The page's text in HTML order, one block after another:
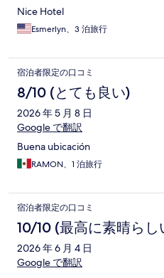
Nice Hotel
Esmerlyn、3 泊旅行
宿泊者限定の口コミ
8/10 (とても良い)
2026 年 5 月 8 日
Google で翻訳
Buena ubicación
RAMON、1 泊旅行
宿泊者限定の口コミ
10/10 (最高に素晴らし
2026 年 6 月 4 日
Google で翻訳